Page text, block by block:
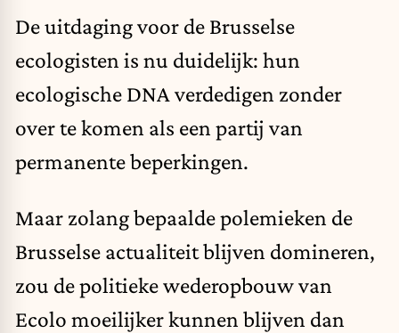
De uitdaging voor de Brusselse
ecologisten is nu duidelijk: hun
ecologische DNA verdedigen zonder
over te komen als een partij van
permanente beperkingen.
Maar zolang bepaalde polemieken de
Brusselse actualiteit blijven domineren,
zou de politieke wederopbouw van
Ecolo moeilijker kunnen blijven dan